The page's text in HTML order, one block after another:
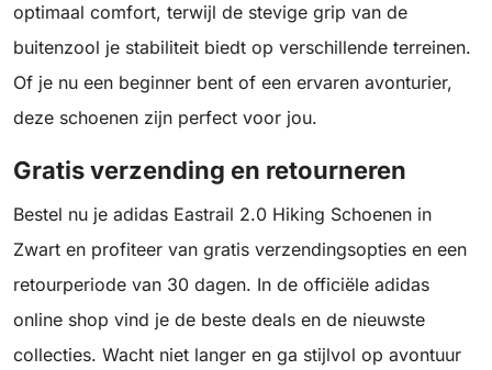
optimaal comfort, terwijl de stevige grip van de
buitenzool je stabiliteit biedt op verschillende terreinen.
Of je nu een beginner bent of een ervaren avonturier,
deze schoenen zijn perfect voor jou.
Gratis verzending en retourneren
Bestel nu je adidas Eastrail 2.0 Hiking Schoenen in
Zwart en profiteer van gratis verzendingsopties en een
retourperiode van 30 dagen. In de officiële adidas
online shop vind je de beste deals en de nieuwste
collecties. Wacht niet langer en ga stijlvol op avontuur